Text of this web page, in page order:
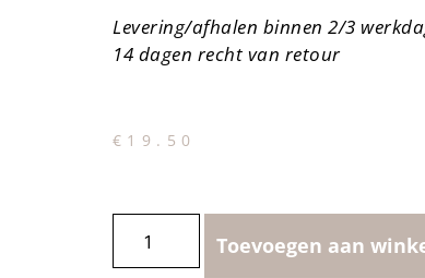
Levering/afhalen binnen 2/3
14 dagen recht van retour
€ 19.50
Toevoegen aan